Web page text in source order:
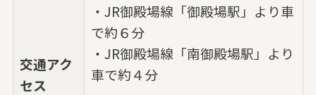
交通アク
セス
・JR御殿場線「御殿場駅」より車
で約６分
・JR御殿場線「南御殿場駅」より
車で約４分